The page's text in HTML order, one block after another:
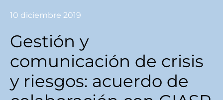
10 diciembre 2019
Gestión y
comunicación de crisis
y riesgos: acuerdo de